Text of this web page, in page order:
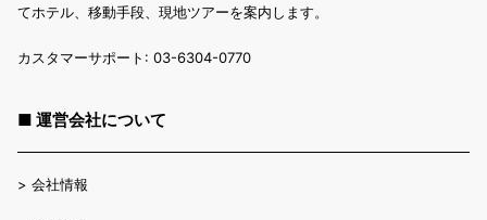
てホテル、移動手段、現地ツアーを案内します。
カスタマーサポート: 03-6304-0770
■ 運営会社について
> 会社情報